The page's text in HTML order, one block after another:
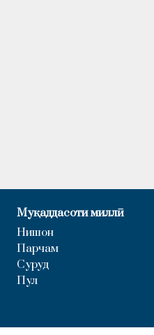
Муқаддасоти миллӣ
Нишон
Парчам
Суруд
Пул